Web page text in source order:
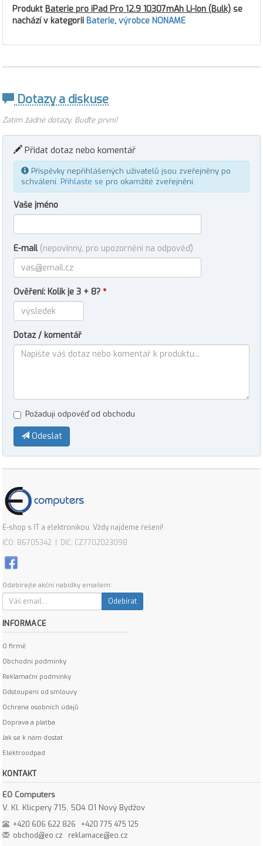
Produkt Baterie pro iPad Pro 12.9 10307mAh Li-Ion (Bulk) se
nachází v kategorii Baterie, výrobce NONAME
Dotazy a diskuse
Zatím žádné dotazy. Buďte první!
Přidat dotaz nebo komentář
Příspěvky nepřihlášených uživatelů jsou zveřejněny po
schválení. Přihlaste se pro okamžité zveřejnění.
Vaše jméno
E-mail (nepovinný, pro upozornění na odpověď)
Ověření: Kolik je 3 + 8? *
Dotaz / komentář
Požaduji odpověď od obchodu
Odeslat
E-shop s IT a elektronikou. Vždy najdeme řešení!
IČO: 86705342 | DIČ: CZ7702023098
Odebírejte akční nabídky emailem:
Odebírat
INFORMACE
O firmě
Obchodní podmínky
Reklamační podmínky
Odstoupení od smlouvy
Ochrana osobních údajů
Doprava a platba
Jak se k nám dostat
Elektroodpad
KONTAKT
EO Computers
V. Kl. Klicpery 715, 504 01 Nový Bydžov
+420 606 622 826
+420 775 475 125
obchod@eo.cz
reklamace@eo.cz